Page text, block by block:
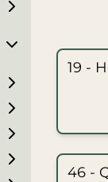
19 -
46 -